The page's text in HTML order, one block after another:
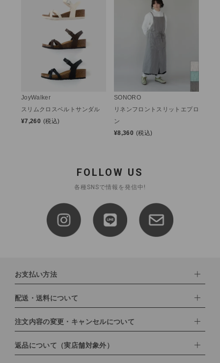
JoyWalker
スリムクロスベルトサンダル
¥7,260 (税込)
SONORO
リネンフロントスリットエプロ
ン
¥8,360 (税込)
FOLLOW US
各種SNSで情報を発信中!
お支払い方法
下記お支払い方法よりお選びいただけます。
・クレジットカード（VISA,mastercard,JCB,AMERICAN
EXPRESS,Diners Club）
・PayPay
・NP後払い
配送・送料について
配達業者：日本郵便
北海道：1,400円
沖縄：1,400円
注文内容の変更・キャンセルについて
ご注文日当日から翌日のAM9:00までにご連絡頂いた場合はキャン
セルは可能です。
返品について（実店舗対象外）